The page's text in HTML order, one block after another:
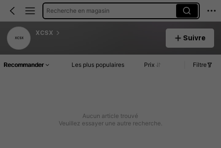
Recherche en magasin
XCSX
Suivre
Recommander Les plus populaires Prix Filtre
Aucun article trouvé
Veuillez essayer une autre recherche.